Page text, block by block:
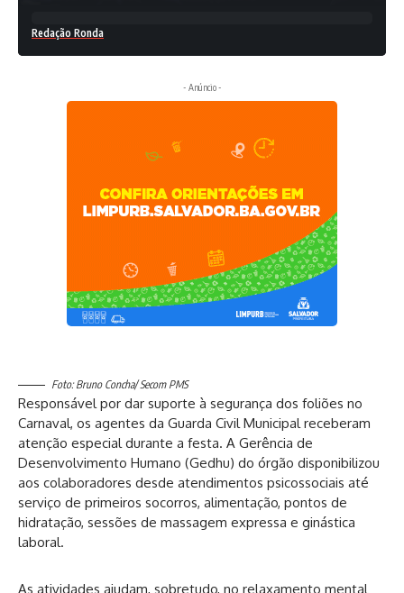
Redação Ronda
- Anúncio -
Foto: Bruno Concha/ Secom PMS
Responsável por dar suporte à segurança dos foliões no
Carnaval, os agentes da Guarda Civil Municipal receberam
atenção especial durante a festa. A Gerência de
Desenvolvimento Humano (Gedhu) do órgão disponibilizou
aos colaboradores desde atendimentos psicossociais até
serviço de primeiros socorros, alimentação, pontos de
hidratação, sessões de massagem expressa e ginástica
laboral.
As atividades ajudam, sobretudo, no relaxamento mental